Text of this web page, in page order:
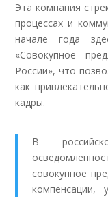
Эта компания
процессах и
начале года
«Совокупное
России», что
как
кадры.
В
совокупное